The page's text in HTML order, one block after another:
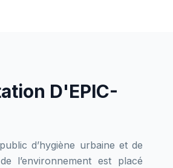
D'EPIC-
d’hygiène urbaine et de
l’environnement est placé